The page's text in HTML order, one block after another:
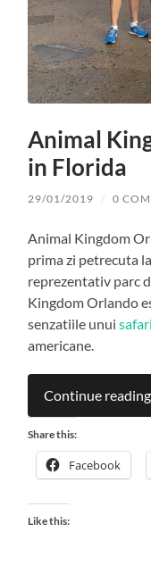
Animal
in Florida
29/01/2019 / 0
Animal Kingdom
prima zi petrecuta
reprezentativ parc
Kingdom Orlando
senzatiile unui
americane.
Continue reading
Share this:
Facebook
Like this: